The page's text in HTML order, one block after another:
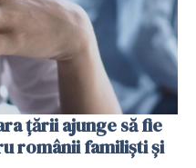
țării ajunge să fie
românii familiști și